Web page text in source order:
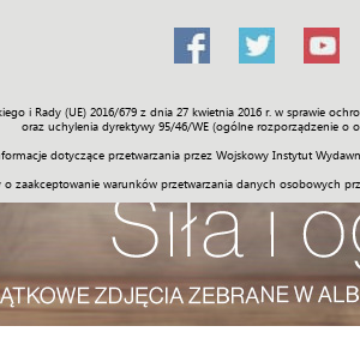
i Rady (UE) 2016/679 z dnia 27 kwietnia 2016 r. w sprawie
oraz uchylenia dyrektywy 95/46/WE (ogólne rozporządzenie o
dotyczące przetwarzania przez Wojskowy Instytut
o zaakceptowanie warunków przetwarzania danych osobowych
Świat Społeczność Sport Historia